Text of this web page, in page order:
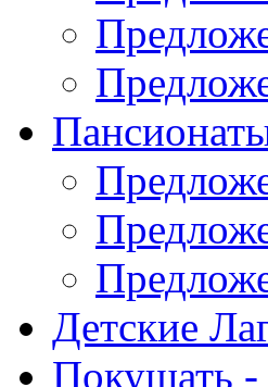
Детские
Покушать -